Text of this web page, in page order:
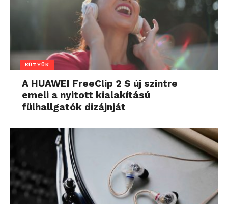
KÜTYÜK
A HUAWEI FreeClip 2 S új szintre
emeli a nyitott kialakítású
fülhallgatók dizájnját